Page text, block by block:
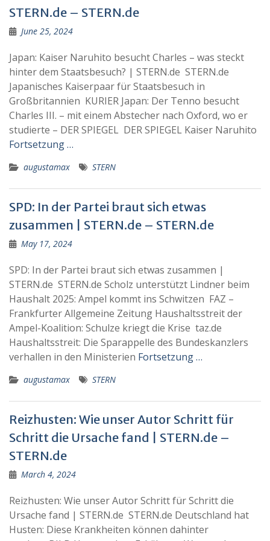
STERN.de – STERN.de
June 25, 2024
Japan: Kaiser Naruhito besucht Charles – was steckt
hinter dem Staatsbesuch? | STERN.de STERN.de
Japanisches Kaiserpaar für Staatsbesuch in
Großbritannien KURIER Japan: Der Tenno besucht
Charles III. – mit einem Abstecher nach Oxford, wo er
studierte – DER SPIEGEL DER SPIEGEL Kaiser Naruhito
Fortsetzung …
augustamax STERN
SPD: In der Partei braut sich etwas
zusammen | STERN.de – STERN.de
May 17, 2024
SPD: In der Partei braut sich etwas zusammen |
STERN.de STERN.de Scholz unterstützt Lindner beim
Haushalt 2025: Ampel kommt ins Schwitzen FAZ –
Frankfurter Allgemeine Zeitung Haushaltsstreit der
Ampel-Koalition: Schulze kriegt die Krise taz.de
Haushaltsstreit: Die Sparappelle des Bundeskanzlers
verhallen in den Ministerien Fortsetzung …
augustamax STERN
Reizhusten: Wie unser Autor Schritt für
Schritt die Ursache fand | STERN.de –
STERN.de
March 4, 2024
Reizhusten: Wie unser Autor Schritt für Schritt die
Ursache fand | STERN.de STERN.de Deutschland hat
Husten: Diese Krankheiten können dahinter